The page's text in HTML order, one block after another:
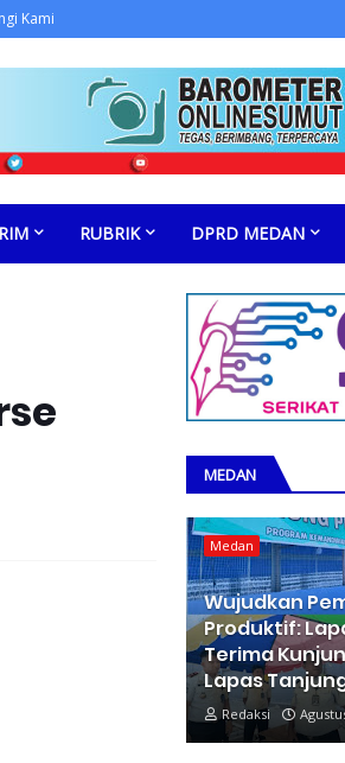
Kami
RUBRIK DPRD MEDAN
MEDAN
Medan
Wujudkan
Produktif:
Terima
Lapas
Redaksi